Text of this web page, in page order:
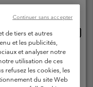
des Morgines, 12 1213
l'utilisateur
Impressum
de tiers et autres
et les publicités,
et analyser notre
utilisation de ces
refusez les cookies, les
du site Web
Continuer sans accepter